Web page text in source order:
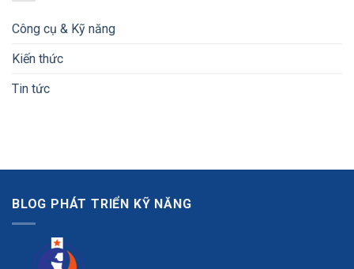
Công cụ & Kỹ năng
Kiến thức
Tin tức
BLOG PHÁT TRIỂN KỸ NĂNG